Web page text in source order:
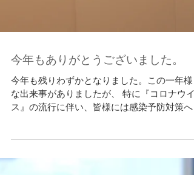
今年もありがとうございました。
今年も残りわずかとなりました。この一年様
来年には終息を願いつつ、皆様と元気にお会